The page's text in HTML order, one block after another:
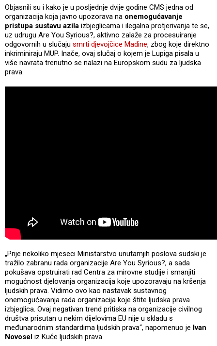
Objasnili su i kako je u posljednje dvije godine CMS jedna od
organizacija koja javno upozorava na onemogućavanje
pristupa sustavu azila izbjeglicama i ilegalna protjerivanja te se,
uz udrugu Are You Syrious?, aktivno zalaže za procesuiranje
odgovornih u slučaju smrti djevojčice Madine, zbog koje direktno
inkriminiraju MUP. Inače, ovaj slučaj o kojem je Lupiga pisala u
više navrata trenutno se nalazi na Europskom sudu za ljudska
prava.
„Prije nekoliko mjeseci Ministarstvo unutarnjih poslova sudski je
tražilo zabranu rada organizacije Are You Syrious?, a sada
pokušava opstruirati rad Centra za mirovne studije i smanjiti
mogućnost djelovanja organizacija koje upozoravaju na kršenja
ljudskih prava. Vidimo ovo kao nastavak sustavnog
onemogućavanja rada organizacija koje štite ljudska prava
izbjeglica. Ovaj negativan trend pritiska na organizacije civilnog
društva prisutan u nekim dijelovima EU nije u skladu s
međunarodnim standardima ljudskih prava“, napomenuo je Ivan
Novosel iz Kuće ljudskih prava.